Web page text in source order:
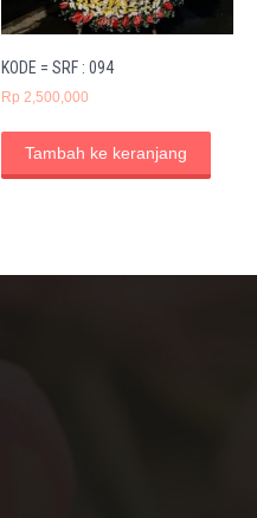
KODE = SRF : 094
Rp 2,500,000
Tambah ke keranjang